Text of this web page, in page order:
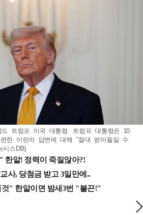
드 트럼프 미국 대통령. 트럼프 대통령은 10
한 이란의 답변에 대해 "절대 받아들일 수
시스DB)